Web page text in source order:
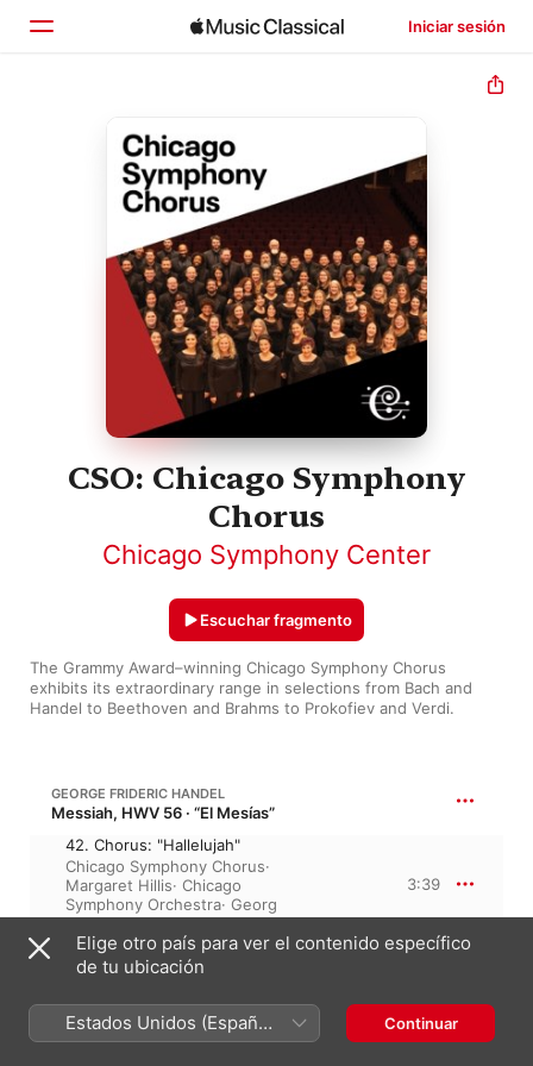
Iniciar sesión
Explorar
Buscar
CSO: Chicago Symphony
Chorus
Chicago Symphony Center
The Grammy Award–winning Chicago Symphony Chorus
exhibits its extraordinary range in selections from Bach and
Handel to Beethoven and Brahms to Prokofiev and Verdi.
Escuchar fragmento
GEORGE FRIDERIC HANDEL
Messiah, HWV 56 · “El Mesías”
42. Chorus: "Hallelujah"
Chicago Symphony Chorus·
Margaret Hillis· Chicago
Symphony Orchestra· Georg
Solti
3:39
JOHANNES BRAHMS
IV. Wie lieblich sind
deine Wohnungen, Herr
Elige otro país para ver el contenido específico
de tu ubicación
Estados Unidos (Español
México)
Continuar